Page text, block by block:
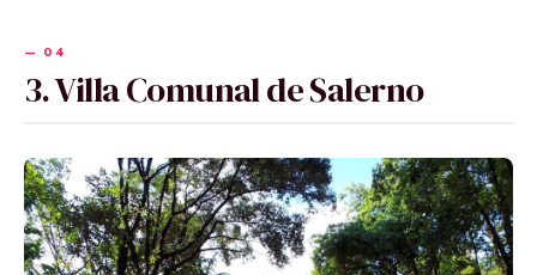
3. Villa Comunal de Salerno